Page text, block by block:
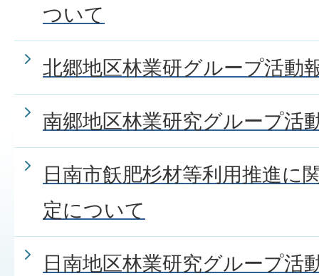
ついて
北郷地区林業研グループ活動
南郷地区林業研究グループ活
日南市飫肥杉材等利用推進に
定について
日南地区林業研究グループ活